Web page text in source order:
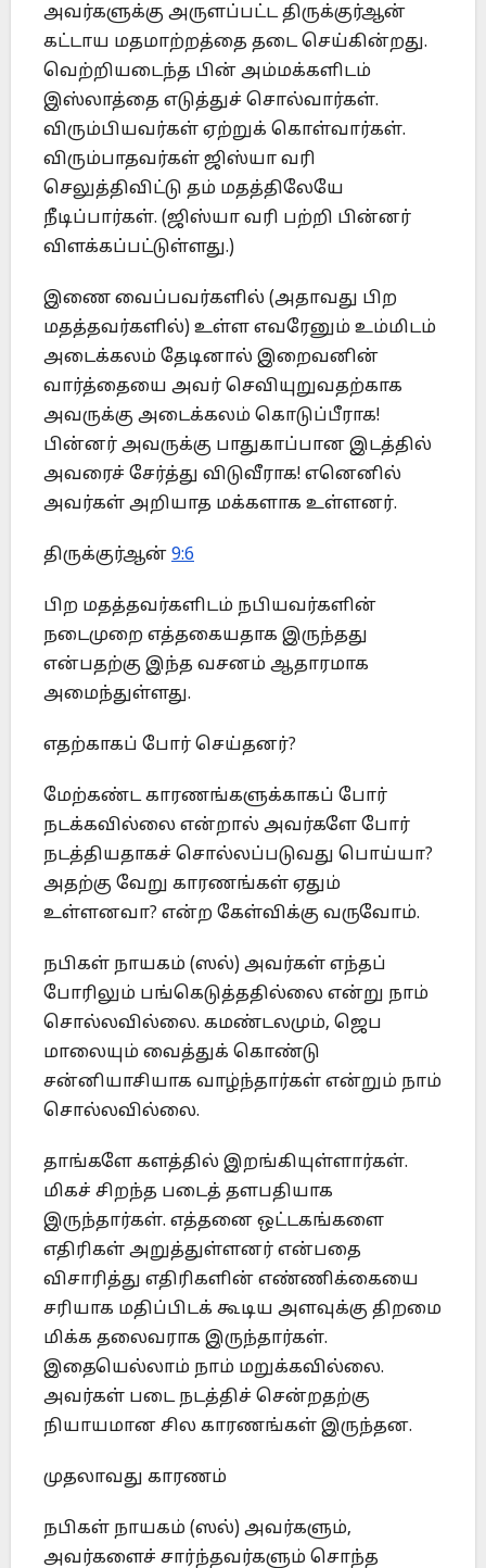
அவர்களுக்கு அருளப்பட்ட திருக்குர்ஆன்
கட்டாய மதமாற்றத்தை தடை செய்கின்றது.
வெற்றியடைந்த பின் அம்மக்களிடம்
இஸ்லாத்தை எடுத்துச் சொல்வார்கள்.
விரும்பியவர்கள் ஏற்றுக் கொள்வார்கள்.
விரும்பாதவர்கள் ஜிஸ்யா வரி
செலுத்திவிட்டு தம் மதத்திலேயே
நீடிப்பார்கள். (ஜிஸ்யா வரி பற்றி பின்னர்
விளக்கப்பட்டுள்ளது.)
இணை வைப்பவர்களில் (அதாவது பிற
மதத்தவர்களில்) உள்ள எவரேனும் உம்மிடம்
அடைக்கலம் தேடினால் இறைவனின்
வார்த்தையை அவர் செவியுறுவதற்காக
அவருக்கு அடைக்கலம் கொடுப்பீராக!
பின்னர் அவருக்கு பாதுகாப்பான இடத்தில்
அவரைச் சேர்த்து விடுவீராக! எனெனில்
அவர்கள் அறியாத மக்களாக உள்ளனர்.
திருக்குர்ஆன் 9:6
பிற மதத்தவர்களிடம் நபியவர்களின்
நடைமுறை எத்தகையதாக இருந்தது
என்பதற்கு இந்த வசனம் ஆதாரமாக
அமைந்துள்ளது.
எதற்காகப் போர் செய்தனர்?
மேற்கண்ட காரணங்களுக்காகப் போர்
நடக்கவில்லை என்றால் அவர்களே போர்
நடத்தியதாகச் சொல்லப்படுவது பொய்யா?
அதற்கு வேறு காரணங்கள் ஏதும்
உள்ளனவா? என்ற கேள்விக்கு வருவோம்.
நபிகள் நாயகம் (ஸல்) அவர்கள் எந்தப்
போரிலும் பங்கெடுத்ததில்லை என்று நாம்
சொல்லவில்லை. கமண்டலமும், ஜெப
மாலையும் வைத்துக் கொண்டு
சன்னியாசியாக வாழ்ந்தார்கள் என்றும் நாம்
சொல்லவில்லை.
தாங்களே களத்தில் இறங்கியுள்ளார்கள்.
மிகச் சிறந்த படைத் தளபதியாக
இருந்தார்கள். எத்தனை ஒட்டகங்களை
எதிரிகள் அறுத்துள்ளனர் என்பதை
விசாரித்து எதிரிகளின் எண்ணிக்கையை
சரியாக மதிப்பிடக் கூடிய அளவுக்கு திறமை
மிக்க தலைவராக இருந்தார்கள்.
இதையெல்லாம் நாம் மறுக்கவில்லை.
அவர்கள் படை நடத்திச் சென்றதற்கு
நியாயமான சில காரணங்கள் இருந்தன.
முதலாவது காரணம்
நபிகள் நாயகம் (ஸல்) அவர்களும்,
அவர்களைச் சார்ந்தவர்களும் சொந்த